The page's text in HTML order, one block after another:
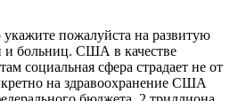
пожалуйста на развитую
и больниц. США в качестве
социальная сфера страдает не от
на здравоохранение США